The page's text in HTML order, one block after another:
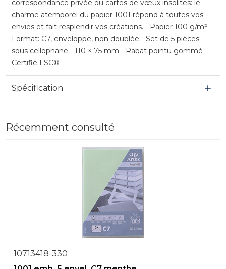
correspondance privée ou cartes de vœux insolites: le
charme atemporel du papier 1001 répond à toutes vos
envies et fait resplendir vos créations. - Papier 100 g/m² -
Format: C7, enveloppe, non doublée - Set de 5 pièces
sous cellophane - 110 × 75 mm - Rabat pointu gommé -
Certifié FSC®
Spécification
Récemment consulté
10713418-330